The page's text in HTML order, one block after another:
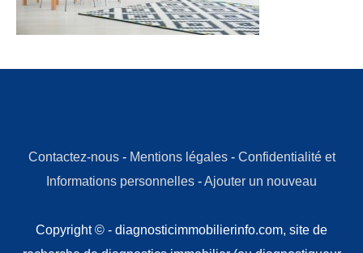
Contactez-nous- Mentions légales- Confidentialité et
Informations personnelles -Ajouter un nouveau
Copyright © - diagnosticimmobilierinfo.com, site de